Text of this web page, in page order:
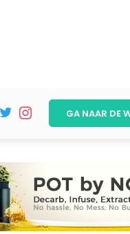
GA NAAR DE